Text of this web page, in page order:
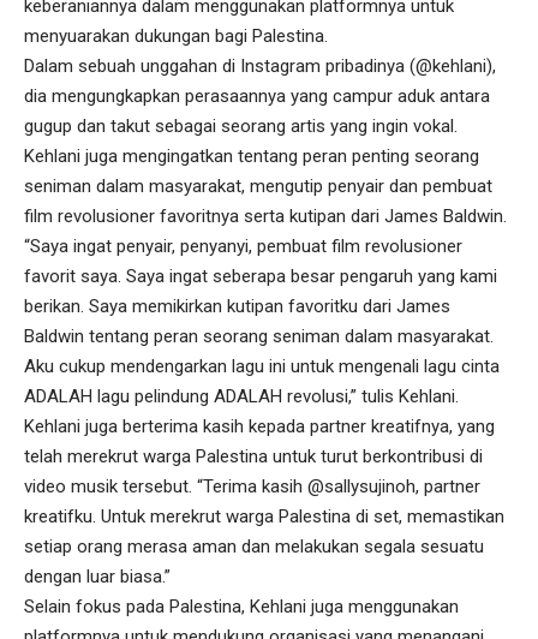
keberaniannya dalam menggunakan platformnya untuk
menyuarakan dukungan bagi Palestina.
Dalam sebuah unggahan di Instagram pribadinya (@kehlani),
dia mengungkapkan perasaannya yang campur aduk antara
gugup dan takut sebagai seorang artis yang ingin vokal.
Kehlani juga mengingatkan tentang peran penting seorang
seniman dalam masyarakat, mengutip penyair dan pembuat
film revolusioner favoritnya serta kutipan dari James Baldwin.
“Saya ingat penyair, penyanyi, pembuat film revolusioner
favorit saya. Saya ingat seberapa besar pengaruh yang kami
berikan. Saya memikirkan kutipan favoritku dari James
Baldwin tentang peran seorang seniman dalam masyarakat.
Aku cukup mendengarkan lagu ini untuk mengenali lagu cinta
ADALAH lagu pelindung ADALAH revolusi,” tulis Kehlani.
Kehlani juga berterima kasih kepada partner kreatifnya, yang
telah merekrut warga Palestina untuk turut berkontribusi di
video musik tersebut. “Terima kasih @sallysujinoh, partner
kreatifku. Untuk merekrut warga Palestina di set, memastikan
setiap orang merasa aman dan melakukan segala sesuatu
dengan luar biasa.”
Selain fokus pada Palestina, Kehlani juga menggunakan